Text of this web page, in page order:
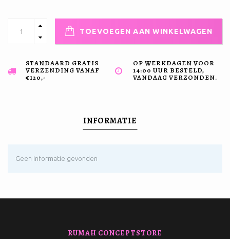
TOEVOEGEN AAN WINKELWAGEN
STANDAARD GRATIS
VERZENDING VANAF
€120,-
OP WERKDAGEN VOOR
14:00 UUR BESTELD,
VANDAAG VERZONDEN.
INFORMATIE
Geen informatie gevonden
RUMAH CONCEPTSTORE